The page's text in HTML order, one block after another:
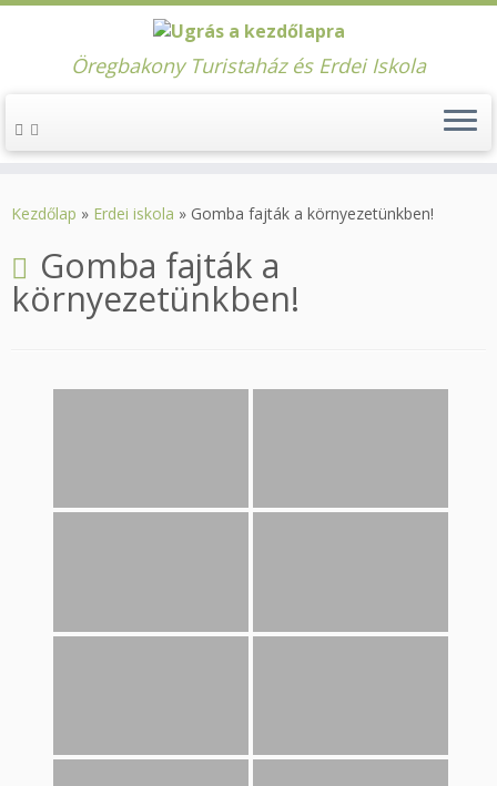
to
Öregbakony Turistaház és Erdei Iskola
Kezdőlap » Erdei iskola » Gomba fajták a környezetünkben!
Gomba fajták a
környezetünkben!